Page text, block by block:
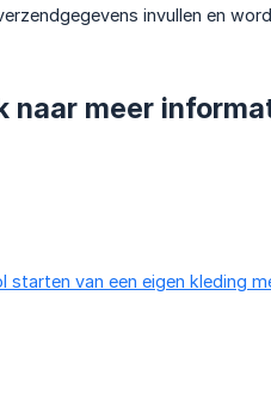
invullen en
naar meer
starten van een eigen kleding